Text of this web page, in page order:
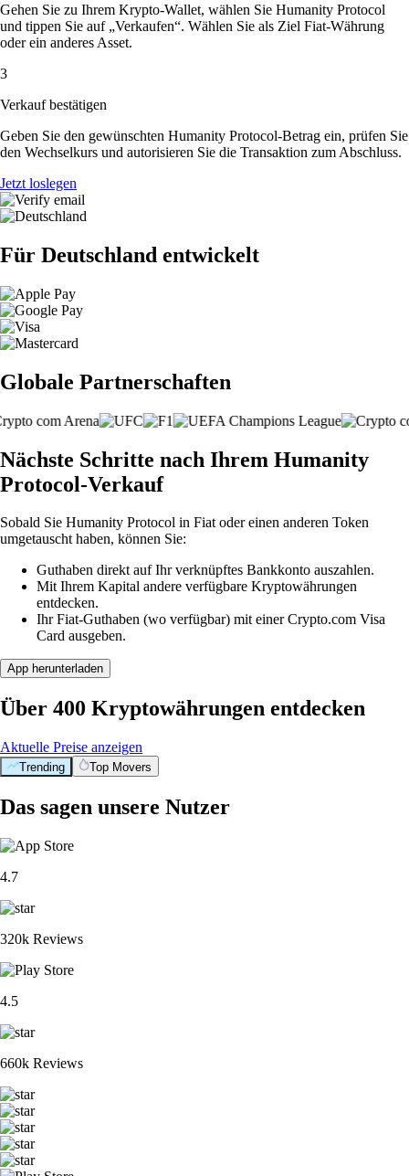
Gehen Sie zu Ihrem Krypto-Wallet, wählen Sie Humanity Protocol
und tippen Sie auf „Verkaufen“. Wählen Sie als Ziel Fiat-Währung
oder ein anderes Asset.
3
Verkauf bestätigen
Geben Sie den gewünschten Humanity Protocol-Betrag ein, prüfen Sie
den Wechselkurs und autorisieren Sie die Transaktion zum Abschluss.
Jetzt loslegen
Für Deutschland entwickelt
Globale Partnerschaften
Nächste Schritte nach Ihrem Humanity
Protocol-Verkauf
Sobald Sie Humanity Protocol in Fiat oder einen anderen Token
umgetauscht haben, können Sie:
Guthaben direkt auf Ihr verknüpftes Bankkonto auszahlen.
Mit Ihrem Kapital andere verfügbare Kryptowährungen
entdecken.
Ihr Fiat-Guthaben (wo verfügbar) mit einer Crypto.com Visa
Card ausgeben.
App herunterladen
Über 400 Kryptowährungen entdecken
Aktuelle Preise anzeigen
Trending Top Movers
Das sagen unsere Nutzer
4.7
320k Reviews
4.5
660k Reviews